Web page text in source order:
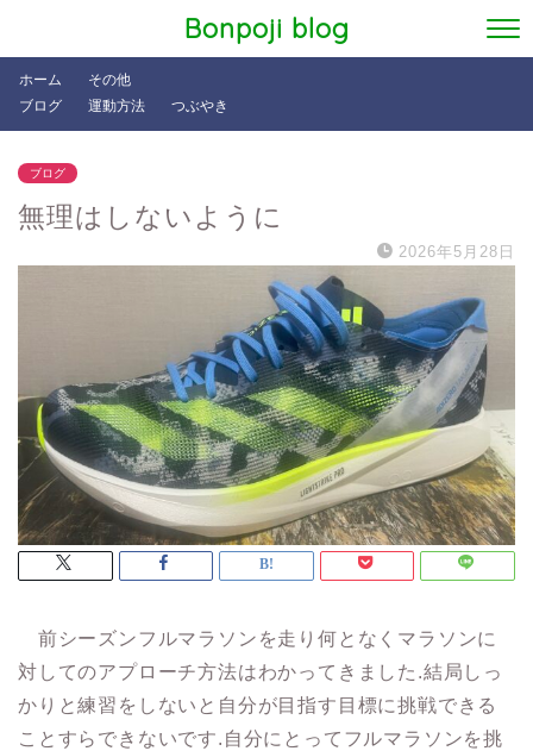
Bonpoji blog
ホーム
ブログ
その他
運動方法
つぶやき
ブログ
無理はしないように
2026年5月28日
前シーズンフルマラソンを走り何となくマラソンに
対してのアプローチ方法はわかってきました.結局しっ
かりと練習をしないと自分が目指す目標に挑戦できる
ことすらできないです.自分にとってフルマラソンを挑